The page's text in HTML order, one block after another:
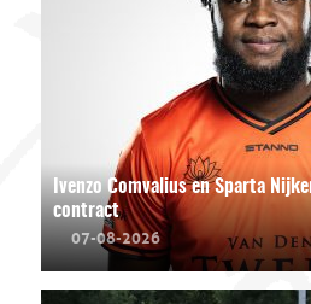
Ivenzo Comvalius en Sparta
contract
07-08-2026